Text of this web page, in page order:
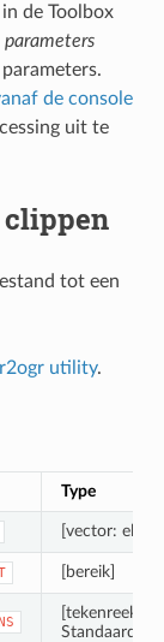
de Toolbox
parameters
de console
uit te
clippen
tot een
utility.
Type
[vector: elke]
[bereik]
[tekenreeks]
Standaard: